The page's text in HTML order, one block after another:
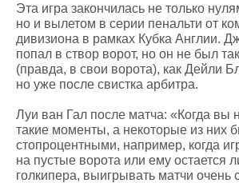
Эта игра закончилась не только
но и вылетом в серии пенальти от
дивизиона в рамках Кубка Англии.
попал в створ ворот, но он не был
(правда, в свои ворота), как Дейли
но уже после свистка арбитра.
Луи ван Гал после матча: «Когда вы
такие моменты, а некоторые из них
стопроцентными, например, когда
на пустые ворота или ему остается
голкипера, выигрывать матчи очень